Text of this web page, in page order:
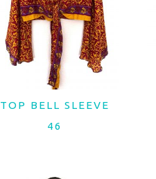
LER MAIS
TOP BELL SLEEVE
46